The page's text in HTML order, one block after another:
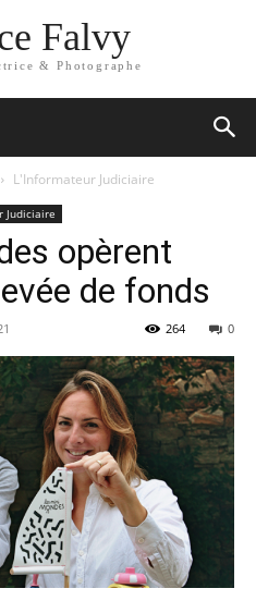
Falvy
& Photographe
L'Informateur Judiciaire
Judiciaire
opèrent
de fonds
0
264